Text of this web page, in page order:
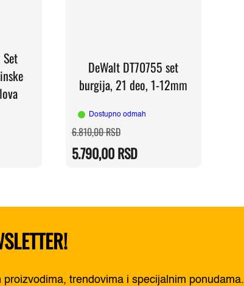
DeWalt DT70755 set
burgija, 21 deo, 1-12mm
Dostupno odmah
6.810,00RSDOriginalna
cena
bila:
6.810,00 RSD.
5.790,00RSD
Trenutna
cena
5.790,00 RSD.
trendovima i specijalnim ponudama.